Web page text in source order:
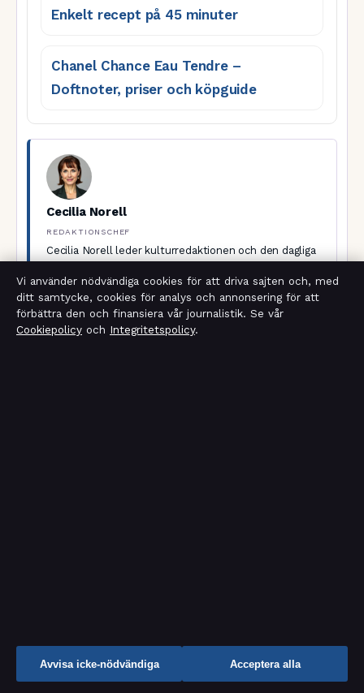
Enkelt recept på 45 minuter
Chanel Chance Eau Tendre –
Doftnoter, priser och köpguide
Cecilia Norell
REDAKTIONSCHEF
Cecilia Norell leder kulturredaktionen och den dagliga
KATEGORIER
EKONOMI
CARNIVORE DIET FOOD LIST – KOMPLETT MATLISTA
Vi använder nödvändiga cookies för att driva sajten och, med
ditt samtycke, cookies för analys och annonsering för att
förbättra den och finansiera vår journalistik. Se vår
Cookiepolicy och Integritetspolicy.
Avvisa icke-nödvändiga Acceptera alla